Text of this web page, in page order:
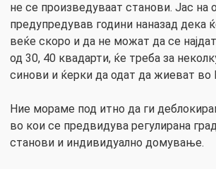
не се произведуваат станови. Јас на
предупредував години наназад дека
веќе скоро и да не можат да се
од 30, 40 квадарти, ќе треба за
синови и ќерки да одат да жиеват во
Ние мораме под итно да ги
во кои се предвидува регулирана
станови и индивидуално домување.